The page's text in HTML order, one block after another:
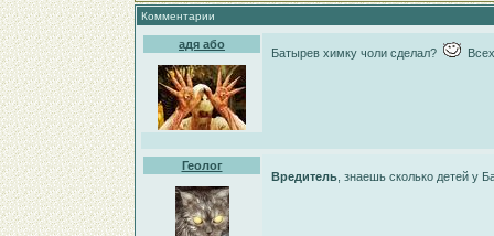
Комментарии
адя або
Батырев химку чоли сделал?
Геолог
Вредитель , знаешь сколько детей у